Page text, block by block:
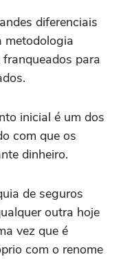
diferenciais
metodologia
para
inicial é um dos
com que os
dinheiro.
de seguros
outra hoje
vez que é
com o renome